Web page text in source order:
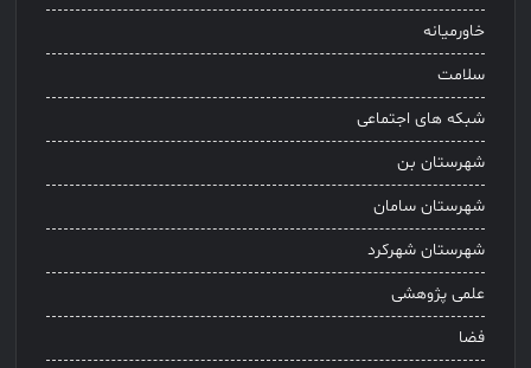
خاورمیانه
سلامت
شبکه های اجتماعی
شهرستان بن
شهرستان سامان
شهرستان شهرکرد
علمی پژوهشی
فضا